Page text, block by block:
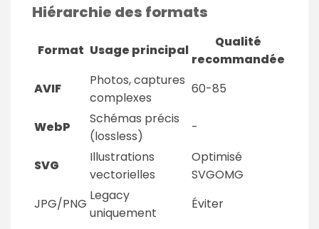
Hiérarchie des formats
Format Usage principal
Qualité
recommandée
AVIF
Photos, captures
complexes
60-85
WebP
Schémas précis
(lossless)
-
SVG
Illustrations
vectorielles
Optimisé
SVGOMG
JPG/PNG
Legacy
uniquement
Éviter